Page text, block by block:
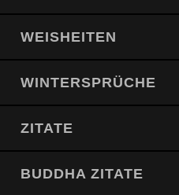
WEISHEITEN
WINTERSPRÜCHE
ZITATE
BUDDHA ZITATE